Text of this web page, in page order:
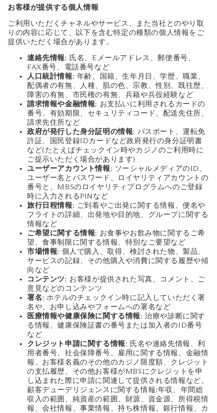
お客様が提供する個人情報
ご利用いただくチャネルやサービス、また当社とのやり取
りの内容に応じて、以下を含む特定の種類の個人情報をご
提供いただく場合があります。
連絡先情報 : 氏名、Eメールアドレス、郵便番号、
FAX番号、電話番号など
人口統計情報 : 年齢、国籍、生年月日、学歴、職業、
配偶者の有無、人種、肌の色、宗教、性別、既往歴、
障害の有無、市民権の有無、兵籍や兵役経験など
請求情報や金融情報: お支払いに利用されるカードの
番号、有効期限、セキュリティコード、配送先住所、
請求先住所など
政府が発行した身分証明の情報: パスポート、運転免
許証、国民登録IDカードなど政府発行の身分証明書
など(たとえばチェックイン時やカジノのご利用時に
ご提示いただく場合があります)
ユーザーアカウント情報 : ソーシャルメディアのID、
ユーザー名とパスワード、ロイヤリティアカウントの
番号と、MBSのロイヤリティプログラムへのご登録
時に入力されるPINなど
旅行日程情報 : ご到着やご出発に関する情報、便名や
フライトの詳細、出発地や目的地、グループに関する
情報など
ご希望に関する情報: お食事やお飲み物に関するご希
望、食事制限に関する情報、特別なご要望など
市場情報: 個人で購入、取得、検討された物、製品、
サービスの記録、その他購入や消費に関する履歴や傾
向など
コンテンツ : お客様が提供された写真、コメント、ご
意見などのコンテンツ
署名: ホテルのチェックイン時に記入していただく署
名や、お申し込みやフォームへの署名など
医療情報や健康保険に関する情報 : 治療や診断に関す
る情報、健康保険証書の番号または加入者のID番号
など
クレジット申請に関する情報 : 氏名や連絡先情報、利
用者番号、社会保障番号、雇用に関する情報、金融情
報、お客様名義のその他のカジノ限度額、クレジット
の支払履歴、その他お客様がMBSにクレジットを申
し込まれた際に申請に関連して提供される情報など。
顧客デューデリジェンスに関する情報:年収、年間総
収入の範囲、純資産の範囲、財源、資金源、所得税情
報、会社情報、事業情報、持ち株情報、銀行情報、カ